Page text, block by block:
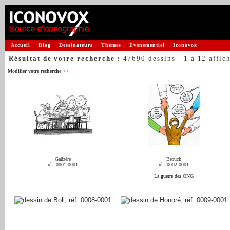
Accueil Blog Dessinateurs Thèmes Evénementiel Iconovox
Résultat de votre recherche : 47690 dessins - 1 à 12
Modifier votre recherche >>
Gaüzère
réf. 0001-0001
Brouck
réf. 0002-0001
La guerre des ONG